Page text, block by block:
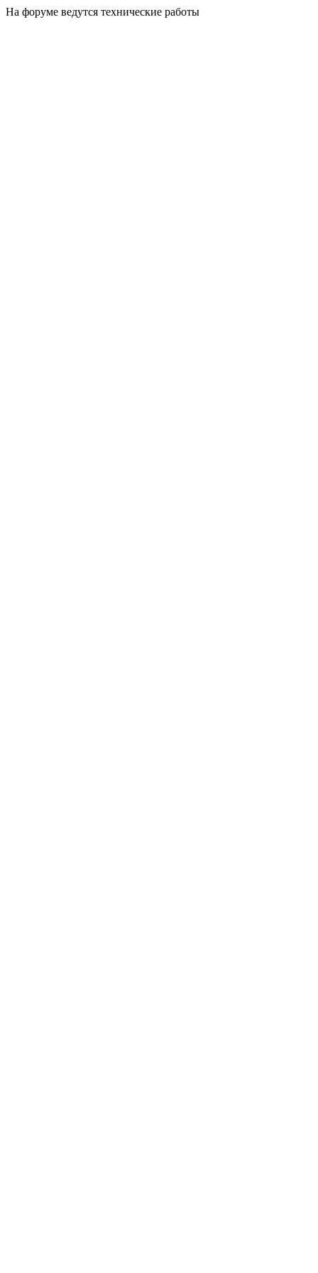
На форуме ведутся технические работы